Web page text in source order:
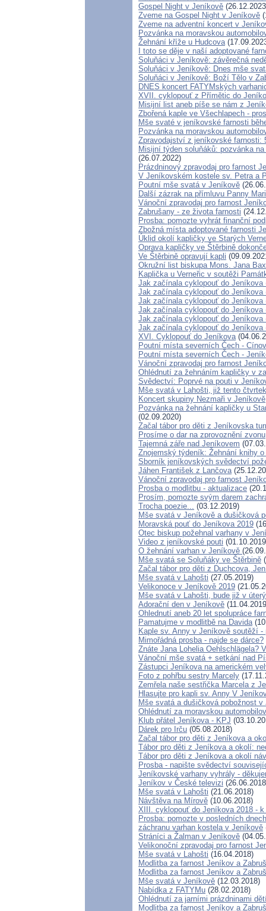
Gospel Night v Jeníkově
Zveme na Gospel Night v Jeníkově
Zveme na adventní koncert v
Pozvánka na moravskou
Žehnání kříže u Hudcova
I toto se děje v naší adoptované
Soluňáci v Jeníkově: závěrečná
Soluňáci v Jeníkově: Dnes mše
Soluňáci v Jeníkově: Boží Tělo v
DNES koncert FATYMských
XVII. cyklopouť z Přímětic do
Misijní list aneb píše se nám z
Zbořená kaple ve Všechlapech -
Mše svaté v jeníkovské farnosti
Pozvánka na moravskou
Zpravodajství z jeníkovské farnosti:
Misijní týden soluňáků: pozvánka
(26.07.2022)
Prázdninový zpravodaj pro farnost
V Jeníkovském kostele sv. Petra a
Poutní mše svatá v Jeníkově
Další zázrak na přímluvu Panny
Vánoční zpravodaj pro farnost
Zabrušany - ze života farnosti
Prosba: pomozte vyhrát finanční
Zbožná místa adoptované farnosti
Úklid okolí kapličky ve Starých
Oprava kapličky ve Štěrbině
Ve Štěrbině opravují kapli
Okružní list biskupa Mons. Jana
Kaplička u Verneřic v soutěži
Jak začínala cyklopouť do Jeníkova
Jak začínala cyklopouť do Jeníkova
Jak začínala cyklopouť do Jeníkova
Jak začínala cyklopouť do Jeníkova
Jak začínala cyklopouť do Jeníkova
Jak začínala cyklopouť do Jeníkova
XVI. Cyklopouť do Jeníkova
Poutní místa severních Čech -
Poutní místa severních Čech -
Vánoční zpravodaj pro farnost
Ohlédnutí za žehnáním kapličky v
Svědectví: Poprvé na pouti v
Mše svatá v Lahošti, již tento čtvrtek
Koncert skupiny Nezmaři v Jeníkově
Pozvánka na žehnání kapličky u
(02.09.2020)
Začal tábor pro děti z Jeníkovska
Prosíme o dar na zprovoznění zvonu
Tajemná záře nad Jeníkovem
Znojemský týdeník: Žehnání knihy
Sborník jeníkovských svědectví
Jáhen František z Lančova
Vánoční zpravodaj pro farnost
Prosba o modlitbu - aktualizace
Prosím, pomozte svým darem
Trocha poezie... (03.12.2019)
Mše svatá v Jeníkově a dušičková
Moravská pouť do Jeníkova 2019
Otec biskup požehnal varhany v
Video z jeníkovské pouti
O žehnání varhan v Jeníkově
Mše svatá se Soluňáky ve Štěrbině
Začal tábor pro děti z Duchcova,
Mše svatá v Lahošti (27.05.2019)
Velikonoce v Jeníkově 2019
Mše svatá v Lahošti, bude již v úterý
Adorační den v Jeníkově
Ohlednutí aneb 20 let spolupráce
Pamatujme v modlitbě na Davida
Kaple sv. Anny v Jeníkově soutěží
Mimořádná prosba - najde se dárce?
Znáte Jana Lohelia Oehlschlägela?
Vánoční mše svatá + setkání nad
Zástupci Jeníkova na americkém
Foto z pohřbu sestry Marcely
Zemřela naše sestřička Marcela z
Hlasujte pro kapli sv. Anny V
Mše svatá a dušičková pobožnost v
Ohlédnutí za moravskou
Klub přátel Jeníkova - KPJ
Dárek pro Irču (05.08.2018)
Začal tábor pro děti z Jeníkova a
Tábor pro děti z Jeníkova a okolí:
Tábor pro děti z Jeníkova a okolí
Prosba - napište svědectví
Jeníkovské varhany vyhrály -
Jeníkov v České televizi
Mše svatá v Lahošti (21.06.2018)
Návštěva na Mírově (10.06.2018)
XIII. cyklopouť do Jeníkova 2018 -
Prosba: pomozte v posledních
záchranu varhan kostela v Jeníkově
Stráníci a Žalman v Jeníkově
Velikonoční zpravodaj pro farnost
Mše svatá v Lahošti (16.04.2018)
Modlitba za farnost Jeníkov a
Modlitba za farnost Jeníkov a
Mše svatá v Jeníkově (12.03.2018)
Nabídka z FATYMu (28.02.2018)
Ohlédnutí za jarními prázdninami
Modlitba za farnost Jeníkov a